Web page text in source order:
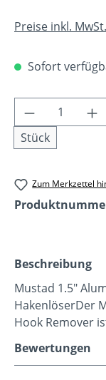
Preise inkl.
Sofort
Produkt
Stück
Zum Merkzettel
Beschreibung
Mustad 1.5"
HakenlöserDer
Hook Remover
Bewertungen